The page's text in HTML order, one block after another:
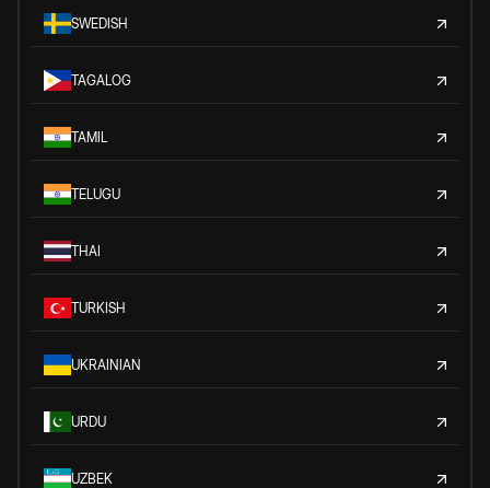
SWEDISH
TAGALOG
TAMIL
TELUGU
THAI
TURKISH
UKRAINIAN
URDU
UZBEK